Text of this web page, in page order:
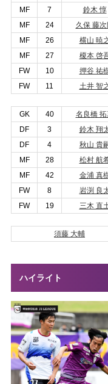
MF
7 鈴木 惇
MF
24 久保 藤次
MF
26 横山 暁
MF
27 榎本 啓
FW
10 押谷 祐
FW
11 土井 智
GK 40 名良橋 拓
DF
3 鈴木 翔
DF
4 秋山 貴
MF
28 松村 航
MF
42 金浦 真
FW
8 岩渕 良
FW
19 三木 直
須藤 大輔
ハイライト